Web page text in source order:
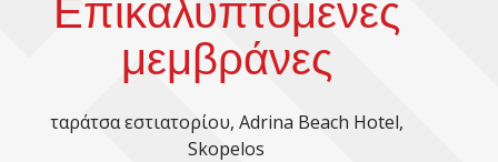
Επικαλυπτόμενες
μεμβράνες
ταράτσα εστιατορίου, Adrina Beach Hotel,
Skopelos